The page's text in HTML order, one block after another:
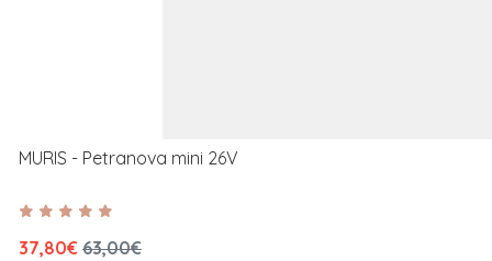
MURIS - Petranova mini 26V
37,80€ 63,00€